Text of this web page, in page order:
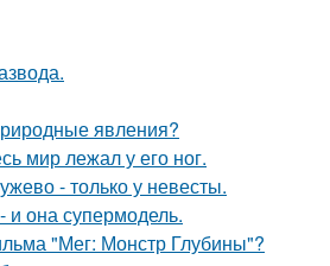
явления?
мир лежал у его ног.
- только у невесты.
и она супермодель.
"Мег: Монстр Глубины"?